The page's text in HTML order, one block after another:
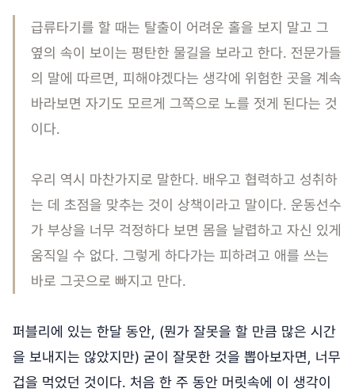
급류타기를 할 때는 탈출이 어려운 홀을 보지 말고 그
옆의 속이 보이는 평탄한 물길을 보라고 한다. 전문가들
의 말에 따르면, 피해야겠다는 생각에 위험한 곳을 계속
바라보면 자기도 모르게 그쪽으로 노를 젓게 된다는 것
이다.
우리 역시 마찬가지로 말한다. 배우고 협력하고 성취하
는 데 초점을 맞추는 것이 상책이라고 말이다. 운동선수
가 부상을 너무 걱정하다 보면 몸을 날렵하고 자신 있게
움직일 수 없다. 그렇게 하다가는 피하려고 애를 쓰는
바로 그곳으로 빠지고 만다.
퍼블리에 있는 한달 동안, (뭔가 잘못을 할 만큼 많은 시간
을 보내지는 않았지만) 굳이 잘못한 것을 뽑아보자면, 너무
겁을 먹었던 것이다. 처음 한 주 동안 머릿속에 이 생각이